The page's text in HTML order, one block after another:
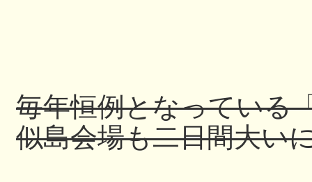
毎年恒例となっている
似島会場も二日間大い